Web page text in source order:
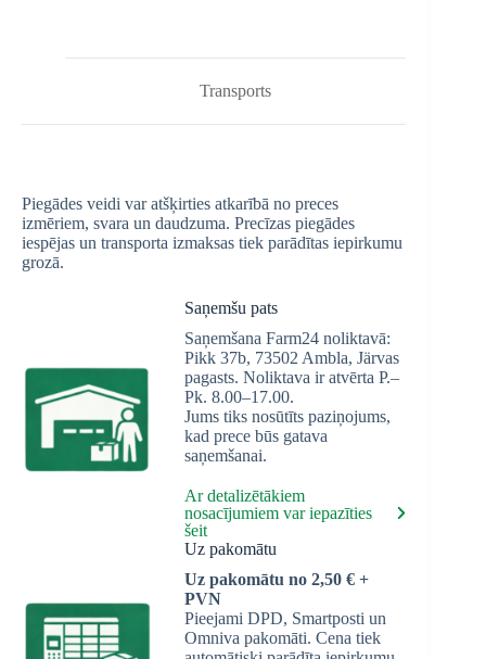
Transports
Piegādes veidi var atšķirties atkarībā no preces
izmēriem, svara un daudzuma. Precīzas piegādes
iespējas un transporta izmaksas tiek parādītas iepirkumu
grozā.
Saņemšu pats
Saņemšana Farm24 noliktavā:
Pikk 37b, 73502 Ambla, Järvas
pagasts. Noliktava ir atvērta P.–
Pk. 8.00–17.00.
Jums tiks nosūtīts paziņojums,
kad prece būs gatava
saņemšanai.
Ar detalizētākiem
nosacījumiem var iepazīties
šeit
Uz pakomātu
Uz pakomātu no 2,50 € +
PVN
Pieejami DPD, Smartposti un
Omniva pakomāti. Cena tiek